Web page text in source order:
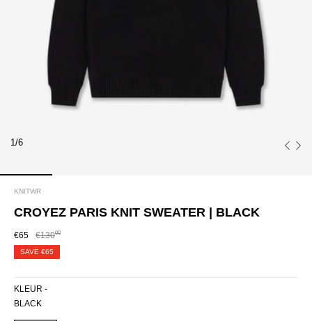
1/6
KNITWR
CROYEZ PARIS KNIT SWEATER | BLACK
€65 €13000
SAVE €65
KLEUR -
BLACK